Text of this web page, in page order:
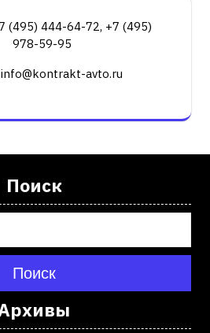
(495) 444-64-72, +7 (495)
978-59-95
avto.ru
Поиск
Поиск